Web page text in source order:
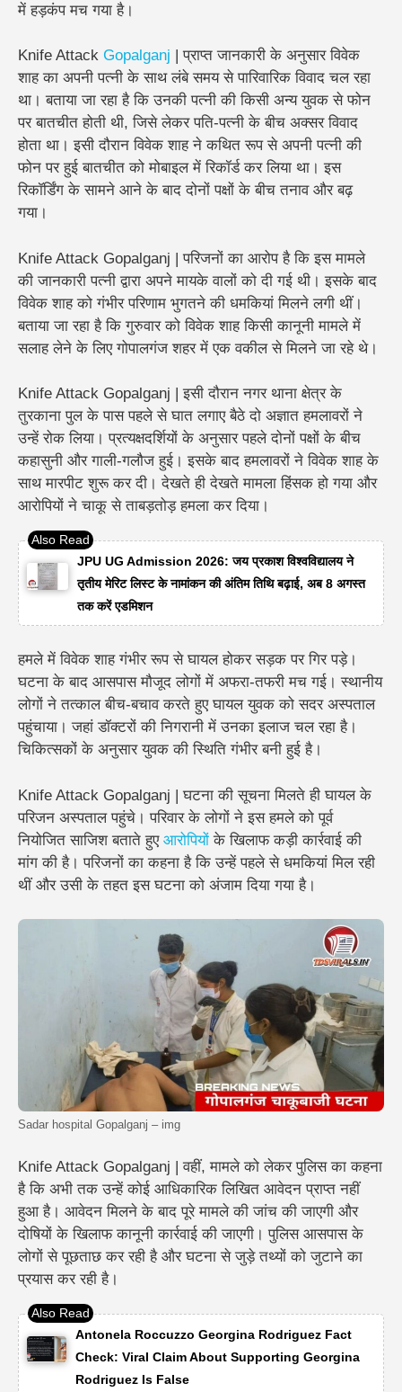
में हड़कंप मच गया है।
Knife Attack Gopalganj | प्राप्त जानकारी के अनुसार विवेक
शाह का अपनी पत्नी के साथ लंबे समय से पारिवारिक विवाद चल रहा
था। बताया जा रहा है कि उनकी पत्नी की किसी अन्य युवक से फोन
पर बातचीत होती थी, जिसे लेकर पति-पत्नी के बीच अक्सर विवाद
होता था। इसी दौरान विवेक शाह ने कथित रूप से अपनी पत्नी की
फोन पर हुई बातचीत को मोबाइल में रिकॉर्ड कर लिया था। इस
रिकॉर्डिंग के सामने आने के बाद दोनों पक्षों के बीच तनाव और बढ़
गया।
Knife Attack Gopalganj | परिजनों का आरोप है कि इस मामले
की जानकारी पत्नी द्वारा अपने मायके वालों को दी गई थी। इसके बाद
विवेक शाह को गंभीर परिणाम भुगतने की धमकियां मिलने लगी थीं।
बताया जा रहा है कि गुरुवार को विवेक शाह किसी कानूनी मामले में
सलाह लेने के लिए गोपालगंज शहर में एक वकील से मिलने जा रहे थे।
Knife Attack Gopalganj | इसी दौरान नगर थाना क्षेत्र के
तुरकाना पुल के पास पहले से घात लगाए बैठे दो अज्ञात हमलावरों ने
उन्हें रोक लिया। प्रत्यक्षदर्शियों के अनुसार पहले दोनों पक्षों के बीच
कहासुनी और गाली-गलौज हुई। इसके बाद हमलावरों ने विवेक शाह के
साथ मारपीट शुरू कर दी। देखते ही देखते मामला हिंसक हो गया और
आरोपियों ने चाकू से ताबड़तोड़ हमला कर दिया।
JPU UG Admission 2026: जय प्रकाश विश्वविद्यालय ने
तृतीय मेरिट लिस्ट के नामांकन की अंतिम तिथि बढ़ाई, अब 8 अगस्त
तक करें एडमिशन
हमले में विवेक शाह गंभीर रूप से घायल होकर सड़क पर गिर पड़े।
घटना के बाद आसपास मौजूद लोगों में अफरा-तफरी मच गई। स्थानीय
लोगों ने तत्काल बीच-बचाव करते हुए घायल युवक को सदर अस्पताल
पहुंचाया। जहां डॉक्टरों की निगरानी में उनका इलाज चल रहा है।
चिकित्सकों के अनुसार युवक की स्थिति गंभीर बनी हुई है।
Knife Attack Gopalganj | घटना की सूचना मिलते ही घायल के
परिजन अस्पताल पहुंचे। परिवार के लोगों ने इस हमले को पूर्व
नियोजित साजिश बताते हुए आरोपियों के खिलाफ कड़ी कार्रवाई की
मांग की है। परिजनों का कहना है कि उन्हें पहले से धमकियां मिल रही
थीं और उसी के तहत इस घटना को अंजाम दिया गया है।
Sadar hospital Gopalganj – img
Knife Attack Gopalganj | वहीं, मामले को लेकर पुलिस का कहना
है कि अभी तक उन्हें कोई आधिकारिक लिखित आवेदन प्राप्त नहीं
हुआ है। आवेदन मिलने के बाद पूरे मामले की जांच की जाएगी और
दोषियों के खिलाफ कानूनी कार्रवाई की जाएगी। पुलिस आसपास के
लोगों से पूछताछ कर रही है और घटना से जुड़े तथ्यों को जुटाने का
प्रयास कर रही है।
Antonela Roccuzzo Georgina Rodriguez Fact
Check: Viral Claim About Supporting Georgina
Rodriguez Is False